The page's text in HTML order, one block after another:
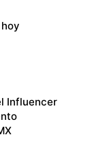
Influencer